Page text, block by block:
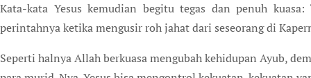
Kata-kata Yesus kemudian begitu tegas dan penuh
perintahnya ketika mengusir roh jahat dari seseorang di
Seperti halnya Allah berkuasa mengubah kehidupan Ayub,